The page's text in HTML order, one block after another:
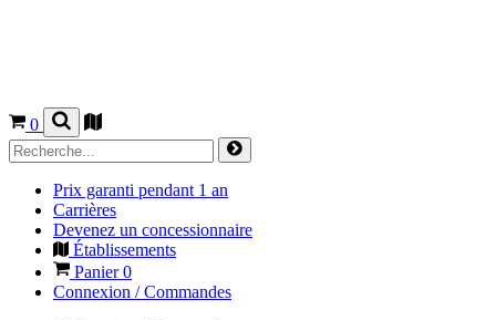
0
Prix garanti pendant 1 an
Carrières
Devenez un concessionnaire
Établissements
Panier0
Connexion / Commandes